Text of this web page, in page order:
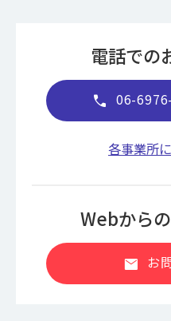
電話での
call 06-
各事業所
Webから
mail お